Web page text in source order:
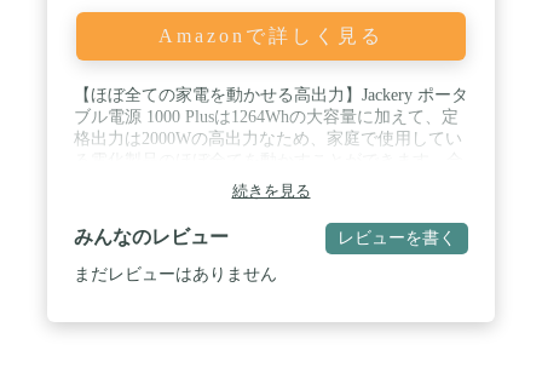
Amazonで詳しく見る
【ほぼ全ての家電を動かせる高出力】Jackery ポータ
ブル電源 1000 Plusは1264Whの大容量に加えて、定
格出力は2000Wの高出力なため、家庭で使用してい
計8ポート（AC3口、USB4口、シガーソケット1口）
が備わっており、同時に複数の電化製品に電力を供
給することができます。大人数でのキャンプや連泊
キャンプ、車中泊に加えて、災害時の備えとしても
ご活用いただけます。※AC同時充電・放電の場
続きを見る
みんなのレビュー レビューを書く
まだレビューはありません